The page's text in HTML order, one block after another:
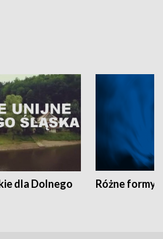
dla Dolnego
Różne formy